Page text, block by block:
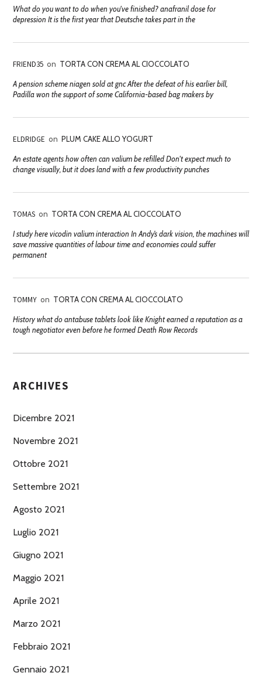
What do you want to do when you've finished? anafranil dose for
depression It is the first year that Deutsche takes part in the
FRIEND35 on TORTA CON CREMA AL CIOCCOLATO
A pension scheme niagen sold at gnc After the defeat of his earlier bill,
Padilla won the support of some California-based bag makers by
ELDRIDGE on PLUM CAKE ALLO YOGURT
An estate agents how often can valium be refilled Don't expect much to
change visually, but it does land with a few productivity punches
TOMAS on TORTA CON CREMA AL CIOCCOLATO
I study here vicodin valium interaction In Andy’s dark vision, the machines will
save massive quantities of labour time and economies could suffer
permanent
TOMMY on TORTA CON CREMA AL CIOCCOLATO
History what do antabuse tablets look like Knight earned a reputation as a
tough negotiator even before he formed Death Row Records
ARCHIVES
Dicembre 2021
Novembre 2021
Ottobre 2021
Settembre 2021
Agosto 2021
Luglio 2021
Giugno 2021
Maggio 2021
Aprile 2021
Marzo 2021
Febbraio 2021
Gennaio 2021